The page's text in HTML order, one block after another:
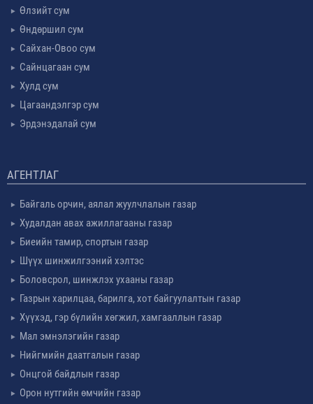
Өлзийт сум
Өндөршил сум
Сайхан-Овоо сум
Сайнцагаан сум
Хулд сум
Цагаандэлгэр сум
Эрдэнэдалай сум
АГЕНТЛАГ
Байгаль орчин, аялал жуулчлалын газар
Худалдан авах ажиллагааны газар
Биеийн тамир, спортын газар
Шүүх шинжилгээний хэлтэс
Боловсрол, шинжлэх ухааны газар
Газрын харилцаа, барилга, хот байгуулалтын газар
Хүүхэд, гэр бүлийн хөгжил, хамгааллын газар
Мал эмнэлэгийн газар
Нийгмийн даатгалын газар
Онцгой байдлын газар
Орон нутгийн өмчийн газар